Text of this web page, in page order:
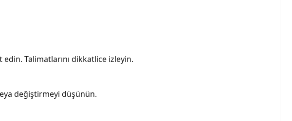
Talimatlarını dikkatlice izleyin.
değiştirmeyi düşünün.